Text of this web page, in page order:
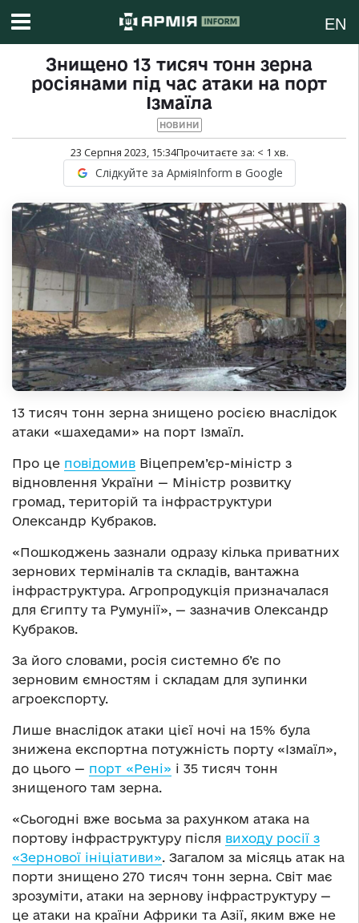
EN
Знищено 13 тисяч тонн зерна
росіянами під час атаки на порт
Ізмаїла
НОВИНИ
23 Серпня 2023, 15:34Прочитаєте за: < 1 хв.
Слідкуйте за АрміяInform в Google
13 тисяч тонн зерна знищено росією внаслідок
атаки «шахедами» на порт Ізмаїл.
Про це повідомив Віцепрем’єр-міністр з
відновлення України — Міністр розвитку
громад, територій та інфраструктури
Олександр Кубраков.
«Пошкоджень зазнали одразу кілька приватних
зернових терміналів та складів, вантажна
інфраструктура. Агропродукція призначалася
для Єгипту та Румунії», — зазначив Олександр
Кубраков.
За його словами, росія системно б’є по
зерновим ємностям і складам для зупинки
агроекспорту.
Лише внаслідок атаки цієї ночі на 15% була
знижена експортна потужність порту «Ізмаїл»,
до цього — порт «Рені» і 35 тисяч тонн
знищеного там зерна.
«Сьогодні вже восьма за рахунком атака на
портову інфраструктуру після виходу росії з
«Зернової ініціативи». Загалом за місяць атак на
порти знищено 270 тисяч тонн зерна. Світ має
зрозуміти, атаки на зернову інфраструктуру —
це атаки на країни Африки та Азії, яким вже не